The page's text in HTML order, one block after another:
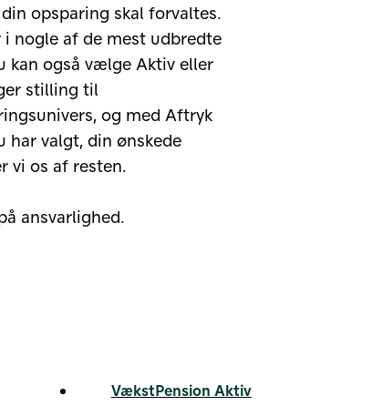
opsparing skal forvaltes.
nogle af de mest udbredte
kan også vælge Aktiv eller
stilling til
og med Aftryk
har valgt, din ønskede
vi os af resten.
ansvarlighed.
VækstPension Aktiv